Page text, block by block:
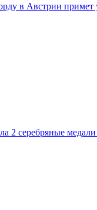
в Австрии
2 серебряные